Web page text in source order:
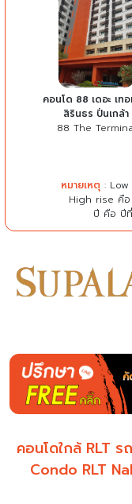
คอนโด 88 เดอะ เท
สิรินธร ปิ่นเกล้า
88 The
หมายเหตุ :
High rise คือ
ปี คือ ปี
คอนโดใกล้ RLT
Condo RLT